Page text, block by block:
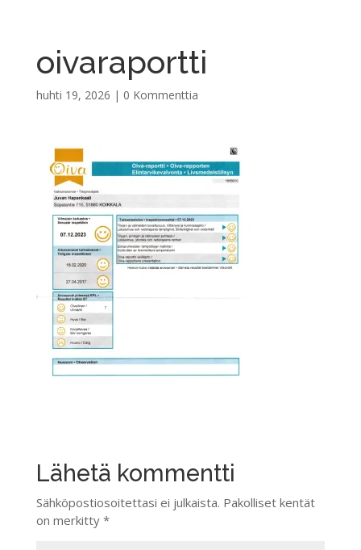
oivaraportti
huhti 19, 2026 | 0 Kommenttia
Lähetä kommentti
Sähköpostiosoitettasi ei julkaista. Pakolliset kentät
on merkitty *